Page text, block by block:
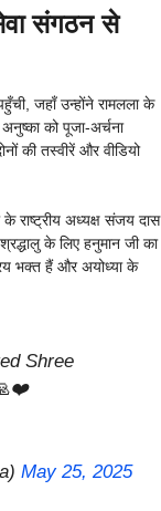
संगठन से
जहाँ उन्होंने रामलला के
को पूजा-अर्चना
की तस्वीरें और वीडियो
राष्ट्रीय अध्यक्ष संजय दास
के लिए हनुमान जी का
भक्त हैं और अयोध्या के
Shree
May 25, 2025